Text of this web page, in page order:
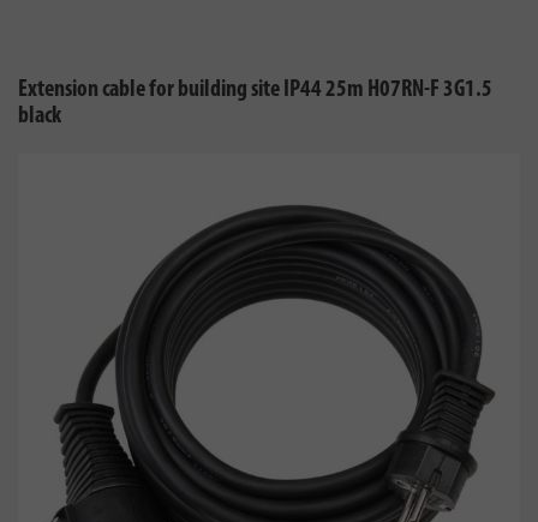
Extension cable for building site IP44 25m H07RN-F 3G1.5
black